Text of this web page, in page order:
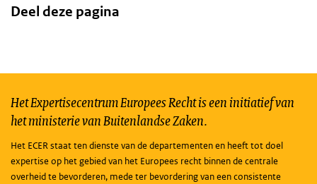
Deel deze pagina
Het Expertisecentrum Europees Recht is een initiatief van
het ministerie van Buitenlandse Zaken.
Het ECER staat ten dienste van de departementen en heeft tot doel
expertise op het gebied van het Europees recht binnen de centrale
overheid te bevorderen, mede ter bevordering van een consistente